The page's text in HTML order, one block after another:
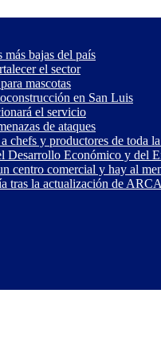
bajas del país
el sector
mascotas
en San Luis
el servicio
de ataques
chefs y productores de toda
Desarrollo Económico y del
centro comercial y hay al
tras la actualización de ARCA